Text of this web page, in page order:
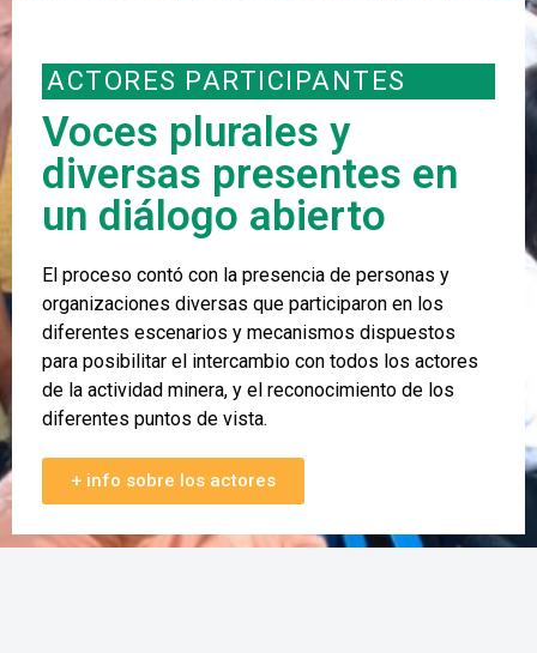
ACTORES PARTICIPANTES
Voces plurales y
diversas presentes en
un diálogo abierto
El proceso contó con la presencia de personas y
organizaciones diversas que participaron en los
diferentes escenarios y mecanismos dispuestos
para posibilitar el intercambio con todos los actores
de la actividad minera, y el reconocimiento de los
diferentes puntos de vista.
+ info sobre los actores